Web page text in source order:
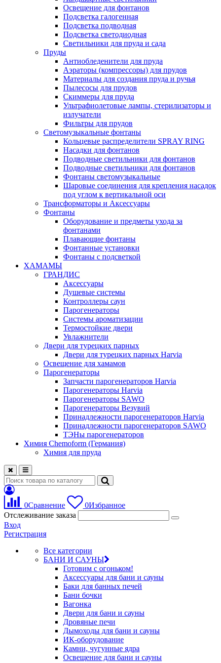
Освещение для фонтанов
Подсветка галогенная
Подсветка подводная
Подсветка светодиодная
Светильники для пруда и сада
Пруды
Антиобледенители для пруда
Аэраторы (компрессоры) для прудов
Материалы для создания пруда и ручья
Пылесосы для прудов
Скиммеры для пруда
Ультрафиолетовые лампы, стерилизаторы и
излучатели
Фильтры для прудов
Светомузыкальные фонтаны
Кольцевые распределители SPRAY RING
Насадки для фонтанов
Подводные светильники для фонтанов
Подводные светильники для фонтанов
Фонтаны светомузыкальные
Шаровые соединения для крепления насадок
под углом к вертикальной оси
Трансформаторы и Аксессуары
Фонтаны
Оборудование и предметы ухода за
фонтанами
Плавающие фонтаны
Фонтанные установки
Фонтаны с подсветкой
ХАМАМЫ
ГРАНДИС
Аксессуары
Душевые системы
Контроллеры саун
Парогенераторы
Системы ароматизации
Термостойкие двери
Увлажнители
Двери для турецких парных
Двери для турецких парных Harvia
Освещение для хамамов
Парогенераторы
Запчасти парогенераторов Harvia
Парогенераторы Harvia
Парогенераторы SAWO
Парогенераторы Везувий
Принадлежности парогенераторов Harvia
Принадлежности парогенераторов SAWO
ТЭНы парогенераторов
Химия Chemoform (Германия)
Химия для пруда
0Сравнение 0Избранное
Отслеживание заказа
Вход
Регистрация
Все категории
БАНИ И САУНЫ
Готовим с огоньком!
Аксессуары для бани и сауны
Баки для банных печей
Бани бочки
Вагонка
Двери для бани и сауны
Дровяные печи
Дымоходы для бани и сауны
ИК-оборудование
Камни, чугунные ядра
Освещение для бани и сауны